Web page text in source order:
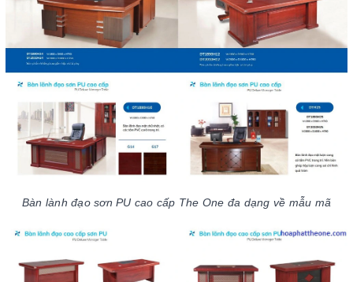
Bàn lành đạo sơn PU cao cấp The One đa dạng về mẫu mã